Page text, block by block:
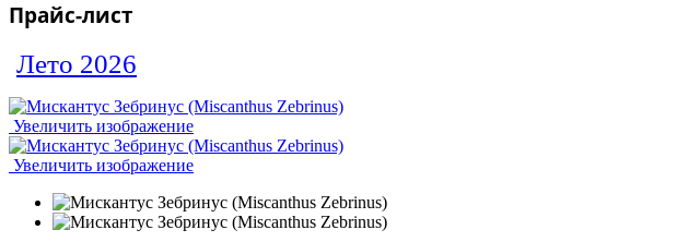
Прайс-лист
Лето 2026
Увеличить изображение
Увеличить изображение